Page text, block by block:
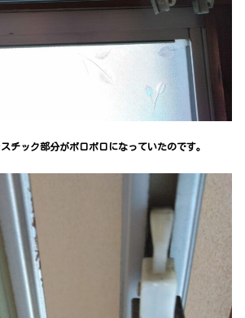
チック部分がボロボロになっていたのです。